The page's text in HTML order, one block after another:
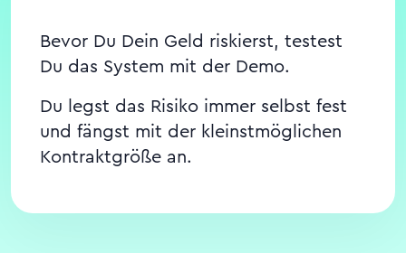
Bevor Du Dein Geld riskierst, testest
Du das System mit der Demo.
Du legst das Risiko immer selbst fest
und fängst mit der kleinstmöglichen
Kontraktgröße an.